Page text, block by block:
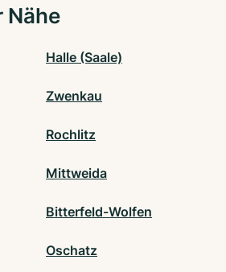
Nähe
Halle (Saale)
Zwenkau
Rochlitz
Mittweida
Bitterfeld-Wolfen
Oschatz